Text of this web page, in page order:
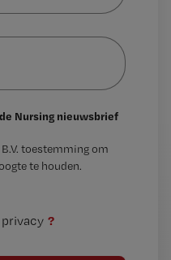
Nursing nieuwsbrief
toestemming om
te houden.
?